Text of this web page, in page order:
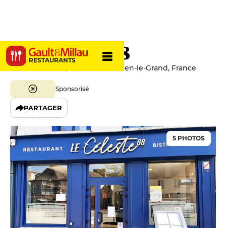
RESTAURANTS
Le Céleste 68
19 Place Patton, 35290 Saint-Méen-le-Grand, France
Sponsorisé
PARTAGER
5 PHOTOS